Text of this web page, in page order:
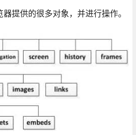
提供的很多对象，并进行操作。